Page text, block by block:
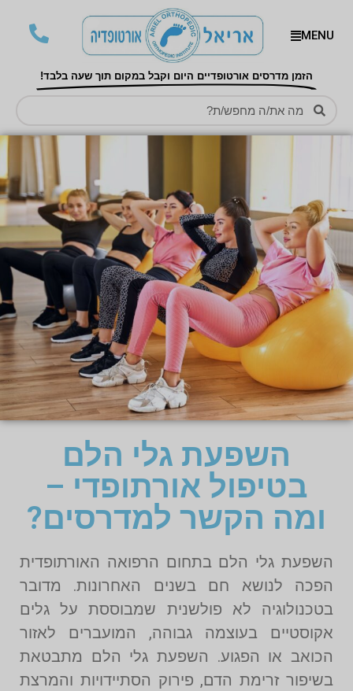
MENU
הזמן מדרסים אורטופדיים היום וקבל במקום תוך שעה בלבד!
השפעת גלי הלם
בטיפול אורתופדי –
ומה הקשר למדרסים?
השפעת גלי הלם בתחום הרפואה האורתופדית
הפכה לנושא חם בשנים האחרונות. מדובר
בטכנולוגיה לא פולשנית שמבוססת על גלים
אקוסטיים בעוצמה גבוהה, המועברים לאזור
הכואב או הפגוע. השפעת גלי הלם מתבטאת
בשיפור זרימת הדם, פירוק הסתיידויות והמרצת